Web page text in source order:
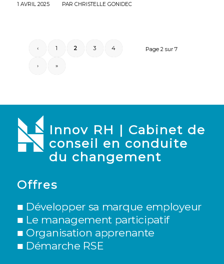
1 AVRIL 2025 PAR CHRISTELLE GONIDEC
Page 2 sur 7
‹ 1 2 3 4
› »
Innov RH | Cabinet de
conseil en conduite
du changement
Offres
■ Développer sa marque employeur
■ Le management participatif
■ Organisation apprenante
■ Démarche RSE